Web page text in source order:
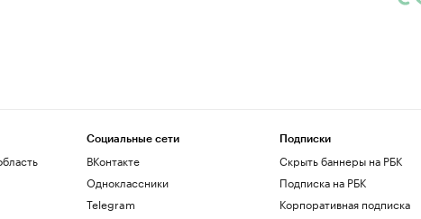
Социальные сети
ВКонтакте
Одноклассники
Telegram
Подписки
Скрыть баннеры на РБК
Подписка на РБК
Корпоративная подписка